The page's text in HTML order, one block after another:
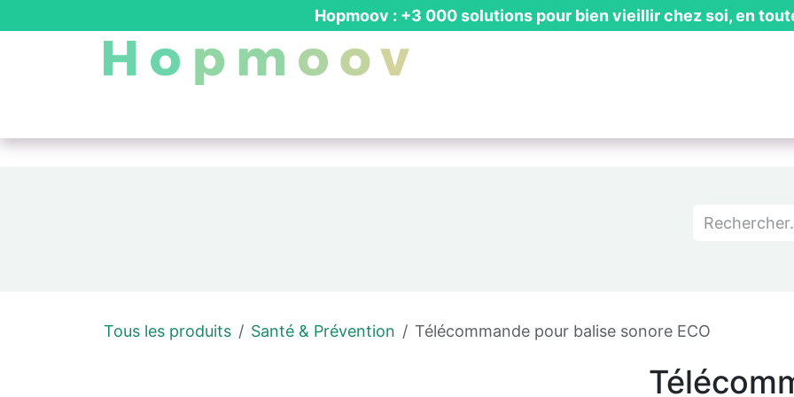
Hopmoov : +3 000 solutions pour bien vieillir chez soi, en
Tous les produits Santé & Prévention Télécommande pour balise sonore ECO